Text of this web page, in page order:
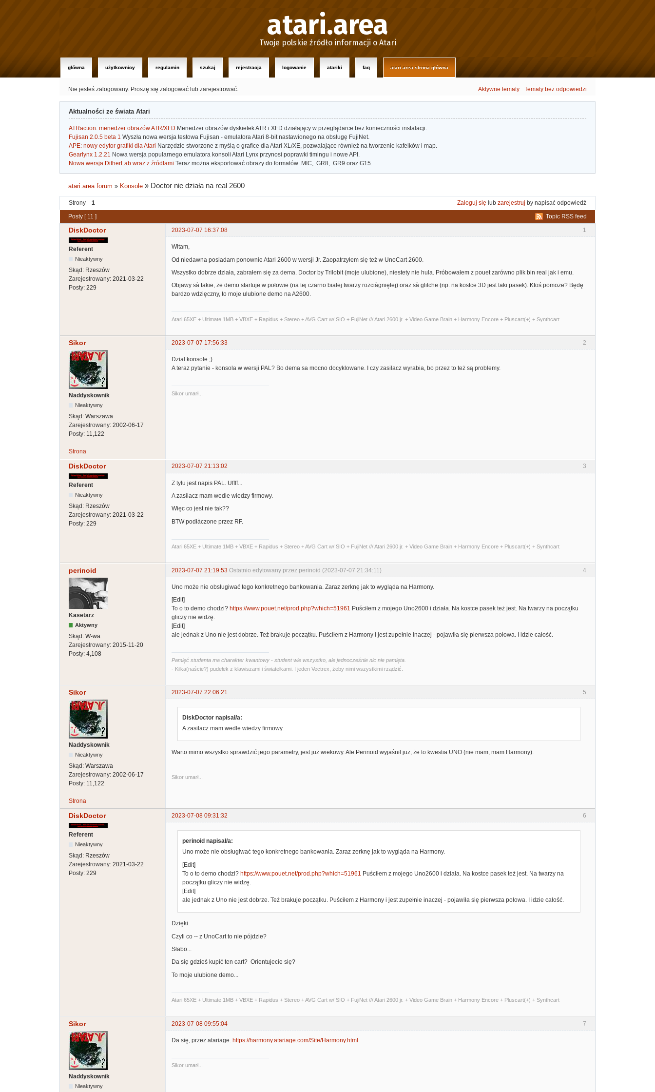
atari.area
Twoje polskie źródło informacji o Atari
główna użytkownicy regulamin szukaj rejestracja logowanie atariki faq atari.area strona główna
Nie jesteś zalogowany. Proszę się zalogować lub zarejestrować. Aktywne tematy Tematy bez odpowiedzi
Aktualności ze świata Atari
ATRaction: menedżer obrazów ATR/XFD Menedżer obrazów dyskietek ATR i XFD działający w przeglądarce bez konieczności instalacji.
Fujisan 2.0.5 beta 1 Wyszła nowa wersja testowa Fujisan - emulatora Atari 8-bit nastawionego na obsługę FujiNet.
APE: nowy edytor grafiki dla Atari Narzędzie stworzone z myślą o grafice dla Atari XL/XE, pozwalające również na tworzenie kafelków i map.
Gearlynx 1.2.21 Nowa wersja popularnego emulatora konsoli Atari Lynx przynosi poprawki timingu i nowe API.
Nowa wersja DitherLab wraz z źródłami Teraz można eksportować obrazy do formatów .MIC, .GR8, .GR9 oraz G15.
atari.area forum » Konsole » Doctor nie działa na real 2600
Strony 1 Zaloguj się lub zarejestruj by napisać odpowiedź
Topic RSS feed
Posty [ 11 ]
1
DiskDoctor 2023-07-07 16:37:08
Referent
Nieaktywny
Skąd: Rzeszów
Zarejestrowany: 2021-03-22
Posty: 229
Witam,
Od niedawna posiadam ponownie Atari 2600 w wersji Jr. Zaopatrzyłem się też w UnoCart 2600.
Wszystko dobrze działa, zabrałem się za dema. Doctor by Trilobit (moje ulubione), niestety nie hula. Próbowałem z pouet zarówno plik bin real jak i emu.
Objawy sà takie, że demo startuje w połowie (na tej czarno białej twarzy rozciàgniętej) oraz sà glitche (np. na kostce 3D jest taki pasek). Ktoś pomoże? Będę
bardzo wdzięczny, to moje ulubione demo na A2600.
Atari 65XE + Ultimate 1MB + VBXE + Rapidus + Stereo + AVG Cart w/ SIO + FujiNet /// Atari 2600 jr. + Video Game Brain + Harmony Encore + Pluscart(+) + Synthcart
2
Sikor 2023-07-07 17:56:33
Naddyskownik
Nieaktywny
Skąd: Warszawa
Zarejestrowany: 2002-06-17
Posty: 11,122
Dział konsole ;)
A teraz pytanie - konsola w wersji PAL? Bo dema sa mocno docyklowane. I czy zasilacz wyrabia, bo przez to też są problemy.
Sikor umarł...
Strona
3
DiskDoctor 2023-07-07 21:13:02
Referent
Nieaktywny
Skąd: Rzeszów
Zarejestrowany: 2021-03-22
Posty: 229
Z tyłu jest napis PAL. Uffff...
A zasilacz mam wedle wiedzy firmowy.
Więc co jest nie tak??
BTW podłàczone przez RF.
Atari 65XE + Ultimate 1MB + VBXE + Rapidus + Stereo + AVG Cart w/ SIO + FujiNet /// Atari 2600 jr. + Video Game Brain + Harmony Encore + Pluscart(+) + Synthcart
4
perinoid 2023-07-07 21:19:53 Ostatnio edytowany przez perinoid (2023-07-07 21:34:11)
Kasetarz
Aktywny
Skąd: W-wa
Zarejestrowany: 2015-11-20
Posty: 4,108
Uno może nie obsługiwać tego konkretnego bankowania. Zaraz zerknę jak to wygląda na Harmony.
[Edit]
To o to demo chodzi? https://www.pouet.net/prod.php?which=51961 Puściłem z mojego Uno2600 i działa. Na kostce pasek też jest. Na twarzy na początku
gliczy nie widzę.
[Edit]
ale jednak z Uno nie jest dobrze. Też brakuje początku. Puściłem z Harmony i jest zupełnie inaczej - pojawiła się pierwsza połowa. I idzie całość.
Pamięć studenta ma charakter kwantowy - student wie wszystko, ale jednocześnie nic nie pamięta.
- Kilka(naście?) pudełek z klawiszami i światełkami. I jeden Vectrex, żeby nimi wszystkimi rządzić.
5
Sikor 2023-07-07 22:06:21
Naddyskownik
Nieaktywny
Skąd: Warszawa
Zarejestrowany: 2002-06-17
Posty: 11,122
DiskDoctor napisał/a:
A zasilacz mam wedle wiedzy firmowy.
Warto mimo wszystko sprawdzić jego parametry, jest już wiekowy. Ale Perinoid wyjaśnił już, że to kwestia UNO (nie mam, mam Harmony).
Sikor umarł...
Strona
6
DiskDoctor 2023-07-08 09:31:32
Referent
Nieaktywny
Skąd: Rzeszów
Zarejestrowany: 2021-03-22
Posty: 229
perinoid napisał/a:
Uno może nie obsługiwać tego konkretnego bankowania. Zaraz zerknę jak to wygląda na Harmony.
[Edit]
To o to demo chodzi? https://www.pouet.net/prod.php?which=51961 Puściłem z mojego Uno2600 i działa. Na kostce pasek też jest. Na twarzy na
początku gliczy nie widzę.
[Edit]
ale jednak z Uno nie jest dobrze. Też brakuje początku. Puściłem z Harmony i jest zupełnie inaczej - pojawiła się pierwsza połowa. I idzie całość.
Dzięki.
Czyli co -- z UnoCart to nie pójdzie?
Słabo...
Da się gdzieś kupić ten cart? Orientujecie się?
To moje ulubione demo...
Atari 65XE + Ultimate 1MB + VBXE + Rapidus + Stereo + AVG Cart w/ SIO + FujiNet /// Atari 2600 jr. + Video Game Brain + Harmony Encore + Pluscart(+) + Synthcart
7
Sikor 2023-07-08 09:55:04
Naddyskownik
Nieaktywny
Da się, przez atariage. https://harmony.atariage.com/Site/Harmony.html
Sikor umarł...